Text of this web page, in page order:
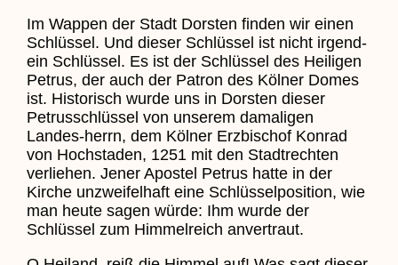
Im Wappen der Stadt Dorsten finden wir einen
Schlüssel. Und dieser Schlüssel ist nicht irgend-
ein Schlüssel. Es ist der Schlüssel des Heiligen
Petrus, der auch der Patron des Kölner Domes
ist. Historisch wurde uns in Dorsten dieser
Petrusschlüssel von unserem damaligen
Landes-herrn, dem Kölner Erzbischof Konrad
von Hochstaden, 1251 mit den Stadtrechten
verliehen. Jener Apostel Petrus hatte in der
Kirche unzweifelhaft eine Schlüsselposition, wie
man heute sagen würde: Ihm wurde der
Schlüssel zum Himmelreich anvertraut.